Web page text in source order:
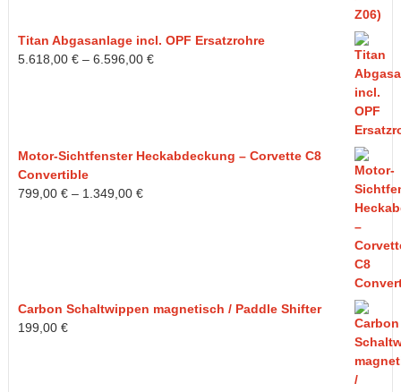
Titan Abgasanlage incl. OPF Ersatzrohre
5.618,00 €– 6.596,00 €
Motor-Sichtfenster Heckabdeckung – Corvette C8
Convertible
799,00 €– 1.349,00 €
Carbon Schaltwippen magnetisch / Paddle Shifter
199,00 €